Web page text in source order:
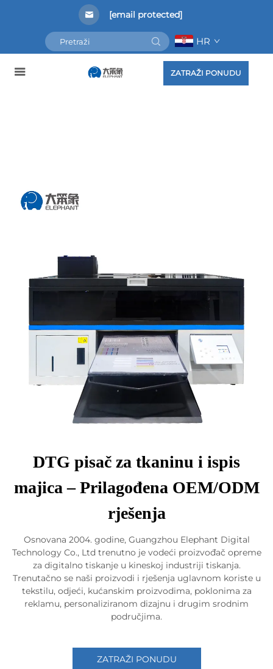
[email protected]
HR
ZATRAŽI PONUDU
DTG pisač za tkaninu i ispis
majica – Prilagođena OEM/ODM
rješenja
Osnovana 2004. godine, Guangzhou Elephant Digital
Technology Co., Ltd trenutno je vodeći proizvođač opreme
za digitalno tiskanje u kineskoj industriji tiskanja.
Trenutačno se naši proizvodi i rješenja uglavnom koriste u
tekstilu, odjeći, kućanskim proizvodima, poklonima za
reklamu, personaliziranom dizajnu i drugim srodnim
područjima.
ZATRAŽI PONUDU